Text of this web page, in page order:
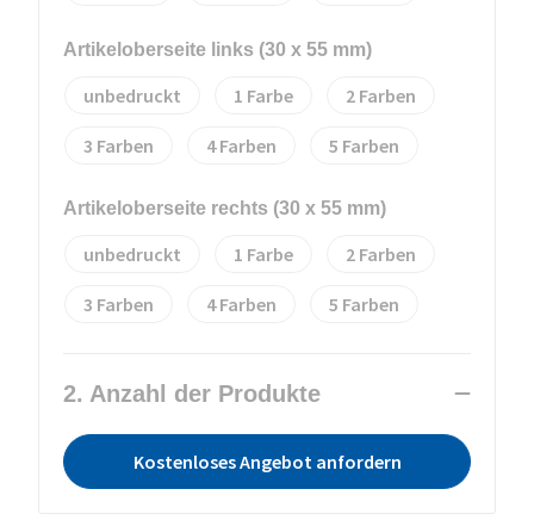
Artikeloberseite links (30 x 55 mm)
unbedruckt 1 2
3 4 5
Artikeloberseite rechts (30 x 55 mm)
unbedruckt 1 2
3 4 5
2. Anzahl der Produkte
Kostenloses Angebot anfordern